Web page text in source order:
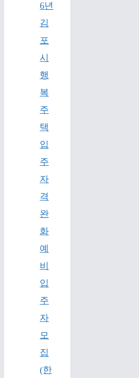
6년
김
포
시
행
복
주
택
입
주
자
격
완
화
예
비
입
주
자
모
집
(한